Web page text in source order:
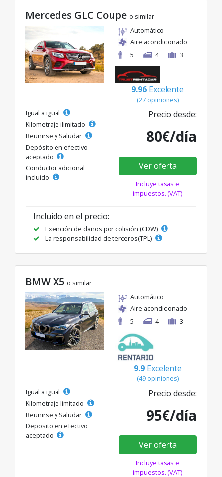
Mercedes GLC Coupe o similar
Automático
Aire acondicionado
5
4 3
9.96 Excelente
(27 opiniones)
Igual a igual
Kilometraje ilimitado
Reunirse y Saludar
Depósito en efectivo
aceptado
Conductor adicional
incluido
Precio desde:
80€/día
Ver oferta
Incluye tasas e
impuestos. (VAT)
Incluido en el precio:
Exención de daños por colisión (CDW)
La responsabilidad de terceros(TPL)
BMW X5 o similar
Automático
Aire acondicionado
5
4 3
9.9 Excelente
(49 opiniones)
Igual a igual
Kilometraje limitado
Reunirse y Saludar
Depósito en efectivo
aceptado
Precio desde:
95€/día
Ver oferta
Incluye tasas e
impuestos. (VAT)